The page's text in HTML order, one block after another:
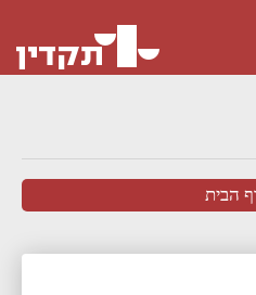
הבית